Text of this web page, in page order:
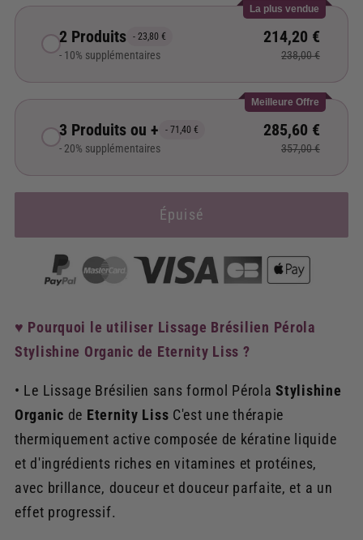
La plus vendue
2 Produits - 23,80 €
- 10% supplémentaires
214,20 €
238,00 €
Meilleure Offre
3 Produits ou + - 71,40 €
- 20% supplémentaires
285,60 €
357,00 €
Épuisé
♥ Pourquoi le utiliser Lissage Brésilien Pérola
Stylishine Organic de Eternity Liss ?
• Le Lissage Brésilien sans formol PérolaStylishine
Organic de Eternity Liss C'est une thérapie
thermiquement active composée de kératine liquide
et d'ingrédients riches en vitamines et protéines,
avec brillance, douceur et douceur parfaite, et a un
effet progressif.